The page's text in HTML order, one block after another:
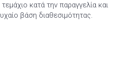
κατά την παραγγελία και
βάση διαθεσιμότητας.